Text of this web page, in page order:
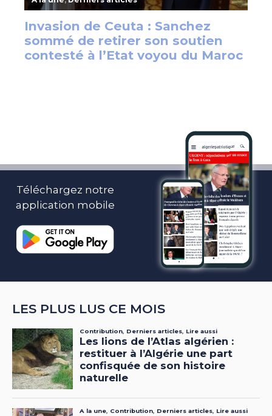
Téléchargez notre
application mobile
LES PLUS LUS CE MOIS